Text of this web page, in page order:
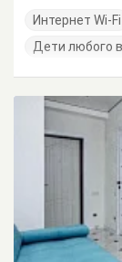
Интернет Wi-Fi
Дети любого